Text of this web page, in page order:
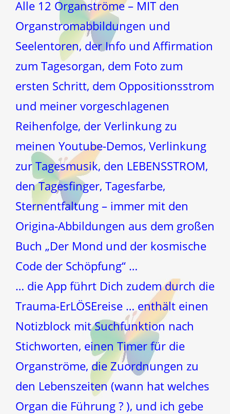
Alle 12 Organströme – MIT den
Organstromabbildungen und
Seelentoren, der Info und Affirmation
zum Tagesorgan, dem Foto zum
ersten Schritt, dem Oppositionsstrom
und meiner vorgeschlagenen
Reihenfolge, der Verlinkung zu
meinen Youtube-Demos, Verlinkung
zur Tagesmusik, den LEBENSSTROM,
den Tagesfinger, Tagesfarbe,
Sternentfaltung – immer mit den
Origina-Abbildungen aus dem großen
Buch „Der Mond und der kosmische
Code der Schöpfung“ …
… die App führt Dich zudem durch die
Trauma-ErLÖSEreise … enthält einen
Notizblock mit Suchfunktion nach
Stichworten, einen Timer für die
Organströme, die Zuordnungen zu
den Lebenszeiten (wann hat welches
Organ die Führung ? ), und ich gebe